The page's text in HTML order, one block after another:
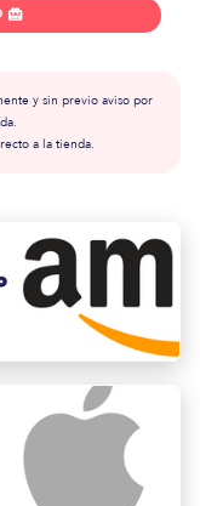

y sin previo aviso por
a la tienda.